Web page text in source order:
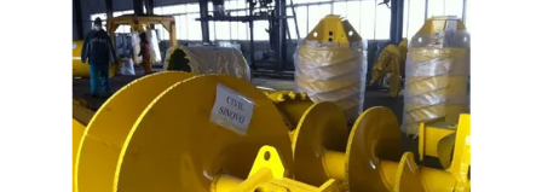
SITEMAP
PRIVACYBELEID